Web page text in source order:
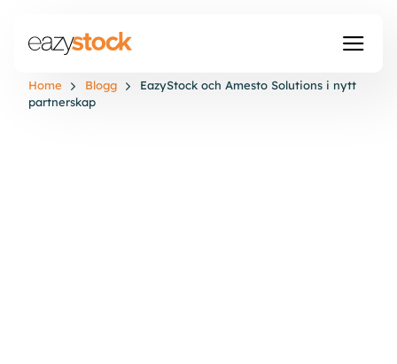
Home Blogg
EazyStock och Amesto Solutions i nytt
partnerskap